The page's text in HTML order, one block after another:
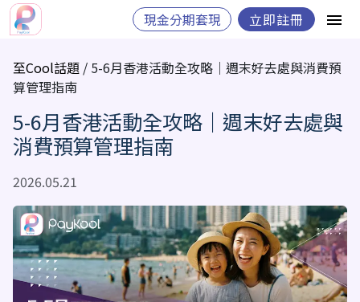
現金分期套現 立即註冊
至Cool話題 / 5-6月香港活動全攻略｜週末好去處與消費預
算管理指南
5-6月香港活動全攻略｜週末好去處與
消費預算管理指南
2026.05.21